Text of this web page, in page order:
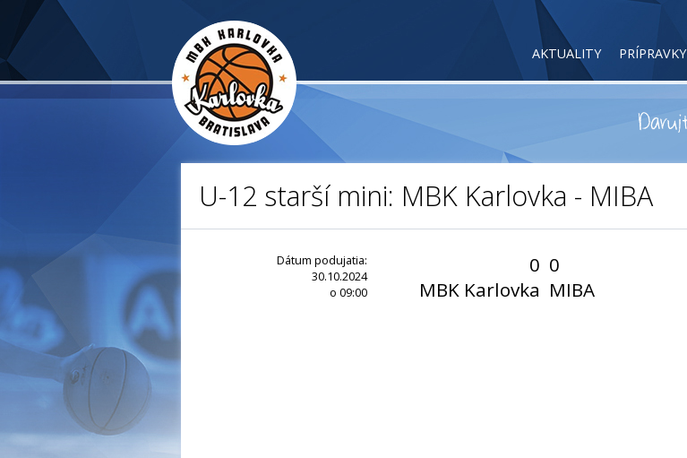
AKTUALITY PRÍPRAVKY
U-12 starší mini: MBK Karlovka - MIBA
Dátum podujatia:
30.10.2024
o 09:00
0
MBK Karlovka
0
MIBA